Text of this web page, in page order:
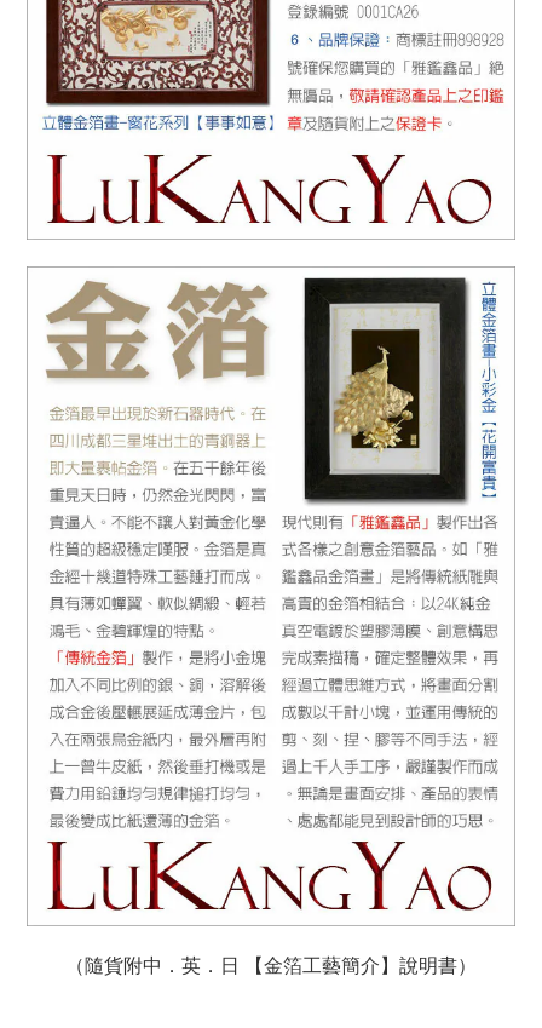
（隨貨附中．英．日 【金箔工藝簡介】說明書）